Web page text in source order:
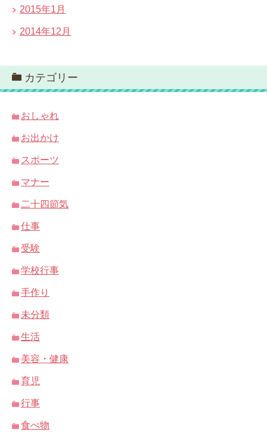
2015年1月
2014年12月
カテゴリー
おしゃれ
お出かけ
スポーツ
マナー
二十四節気
仕事
受験
学校行事
手作り
未分類
生活
美容・健康
育児
行事
食べ物